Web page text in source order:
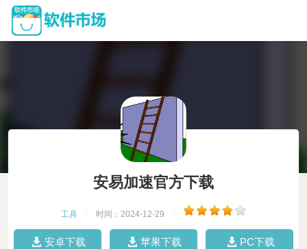
安易加速官方下载
工具 时间：2024-12-29
安卓下载 苹果下载 PC下载